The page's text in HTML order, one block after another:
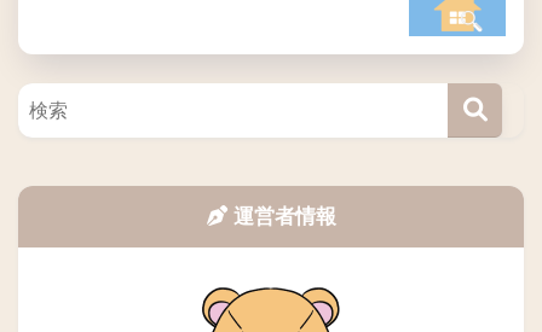
運営者情報